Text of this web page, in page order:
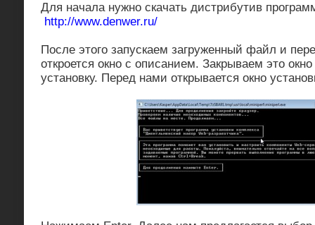
Для начала нужно скачать дистрибутив
http://www.denwer.ru/
После этого запускаем загруженный файл и
откроется окно с описанием. Закрываем это
установку. Перед нами открывается окно